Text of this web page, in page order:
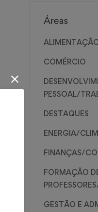
Áreas
COMÉRCIO
PESSOAL/
DESTAQUES
ENERGIA/
FINANÇAS/
FORMAÇÃO
GESTÃO E